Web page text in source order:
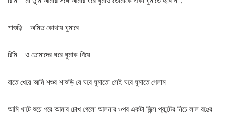
শাশুড়ি – অমিত কোথায় ঘুমাবে
রিমি – ও তোমাদের ঘরে ঘুমাক গিয়ে
রাতে খেয়ে আমি শশুর শাশুড়ি যে ঘরে ঘুমাতো সেই ঘরে ঘুমাতে গেলাম
আমি খাটে শুয়ে পরে আমার চোখ গেলো আলনার ওপর একটা জিন্স প্যান্টের নিচে লাল রঙের